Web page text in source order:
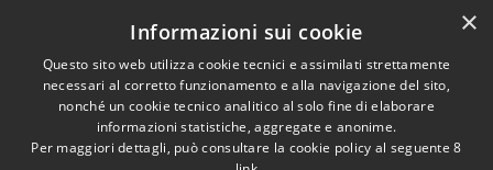
Dichiarazione di accessibilità
RSS Copyright © 2026 • Comune di
×
Informazioni sui cookie
Questo sito web utilizza cookie tecnici e assimilati strettamente
necessari al corretto funzionamento e alla navigazione del sito,
nonché un cookie tecnico analitico al solo fine di elaborare
informazioni statistiche, aggregate e anonime.
Per maggiori dettagli, può consultare la cookie policy al seguente8